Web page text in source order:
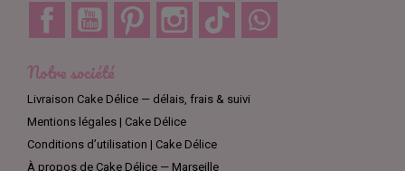
Facebook YouTube Pinterest Instagram TikTok
Notre société
Livraison Cake Délice — délais, frais & suivi
Mentions légales | Cake Délice
Conditions d’utilisation | Cake Délice
À propos de Cake Délice — Marseille